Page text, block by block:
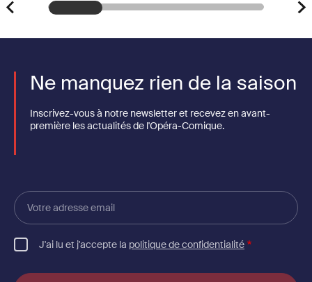
Ne manquez rien de la saison
Inscrivez-vous à notre newsletter et recevez en avant-
première les actualités de l'Opéra-Comique.
Votre
adresse
email
J'ai lu et j'accepte la politique de confidentialité